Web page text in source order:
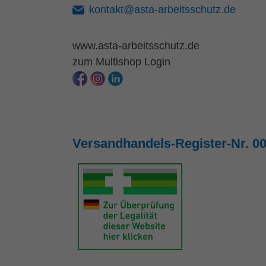
kontakt@asta-arbeitsschutz.de
www.asta-arbeitsschutz.de
zum Multishop Login
Versandhandels-Register-Nr.